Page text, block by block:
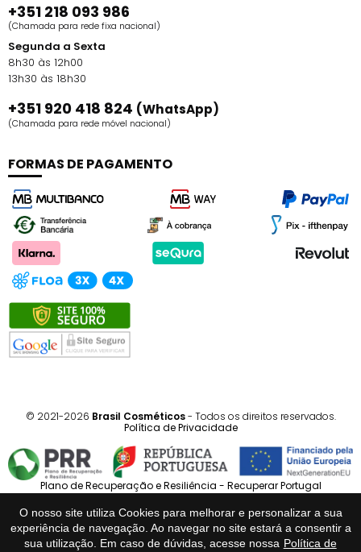
O nosso site utiliza Cookies para melhorar e personalizar a sua
experiência de navegação. Ao navegar no site estará a consentir a
sua utilização. Em caso de dúvidas, acesse nossa Política de
+351 218 093 986
(Chamada para rede fixa nacional)
Segunda a Sexta
8h30 às 12h00
13h30 às 18h30
+351 920 418 824 (WhatsApp)
(Chamada para rede móvel nacional)
FORMAS DE PAGAMENTO
© 2021-2026 Brasil Cosméticos- Todos os direitos reservados.
Política de Privacidade
Plano de Recuperação e Resiliência - Recuperar Portugal
Português Español